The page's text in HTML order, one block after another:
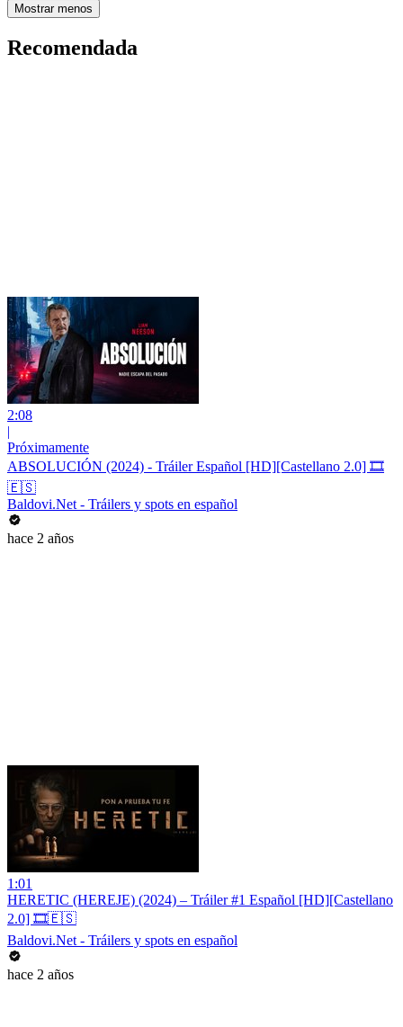
Mostrar menos
Recomendada
2:08
|
Próximamente
ABSOLUCIÓN (2024) - Tráiler Español [HD][Castellano 2.0] 🎞️
🇪🇸
Baldovi.Net - Tráilers y spots en español
hace 2 años
1:01
HERETIC (HEREJE) (2024) – Tráiler #1 Español [HD][Castellano
2.0] 🎞️🇪🇸
Baldovi.Net - Tráilers y spots en español
hace 2 años